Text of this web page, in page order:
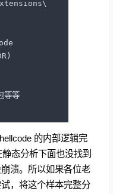
等等
的内部逻辑完
态分析下面也没找到
溃。所以如果各位老
，将这个样本完整分